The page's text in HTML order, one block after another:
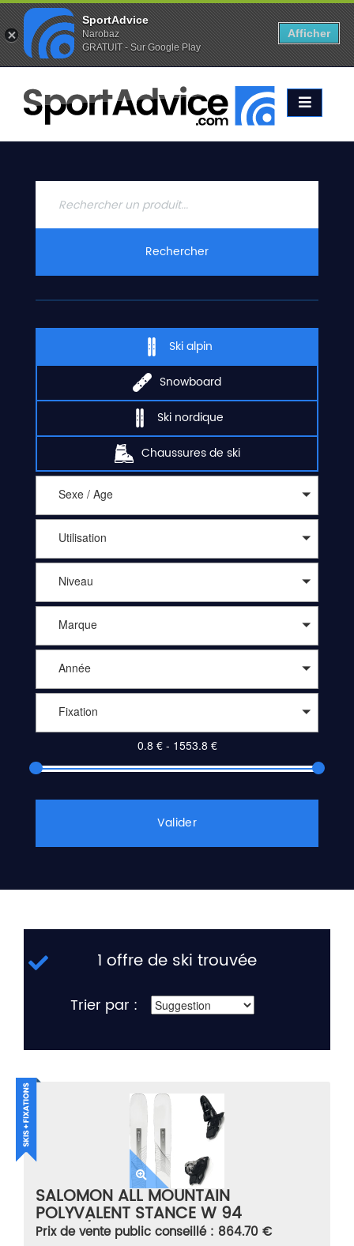
Favoris (0) Alertes (0)
ACCUEIL
SKIS
2020
CONTACT
Rechercher
Ski alpin
Snowboard
Ski nordique
Chaussures de ski
Sexe / Age
Utilisation
Niveau
Marque
Année
Fixation
Valider
1 offre de ski trouvée
Trier par :
SALOMON ALL MOUNTAIN
POLYVALENT STANCE W 94
WHITE/BLACK + SQUIRE 11 BLACK
Prix de vente public conseillé : 864.70 €
SportAdvice
Narobaz
GRATUIT - Sur Google Play
Afficher